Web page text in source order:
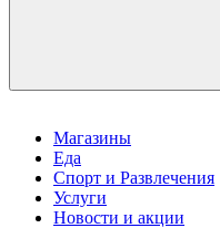
Магазины
Еда
Спорт и Развлечения
Услуги
Новости и акции